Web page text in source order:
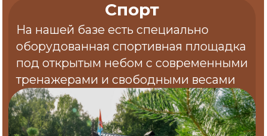
За что
нас
любят
Мы делаем нашу базу с
любовью и потому знаем, что
Вы по достоинству оцените
нашу работу!
и вы тоже полюбите